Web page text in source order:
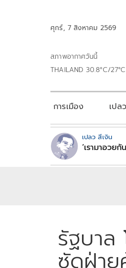
ศุกร์, 7 สิงหาคม 2569
สภาพอากาศวันนี้
THAILAND 30.8°C/27°C
การเมือง เปล
เปลว สีเงิน
‘เรามาอวยกั
รัฐบาล
ซัดฝ่าย